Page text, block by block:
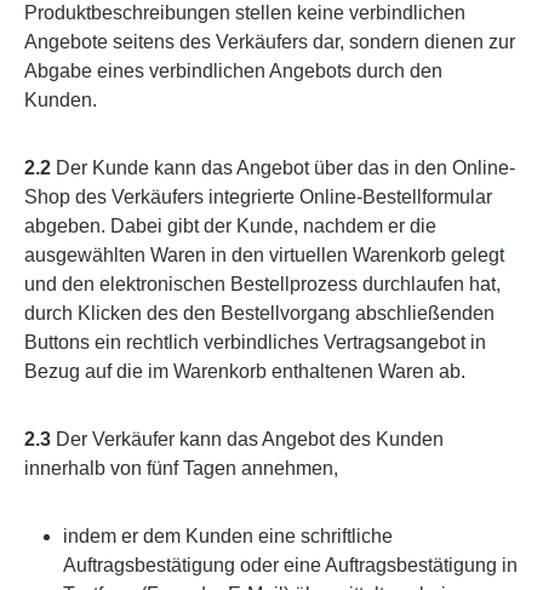
Produktbeschreibungen stellen keine verbindlichen
Angebote seitens des Verkäufers dar, sondern dienen zur
Abgabe eines verbindlichen Angebots durch den
Kunden.
2.2 Der Kunde kann das Angebot über das in den Online-
Shop des Verkäufers integrierte Online-Bestellformular
abgeben. Dabei gibt der Kunde, nachdem er die
ausgewählten Waren in den virtuellen Warenkorb gelegt
und den elektronischen Bestellprozess durchlaufen hat,
durch Klicken des den Bestellvorgang abschließenden
Buttons ein rechtlich verbindliches Vertragsangebot in
Bezug auf die im Warenkorb enthaltenen Waren ab.
2.3 Der Verkäufer kann das Angebot des Kunden
innerhalb von fünf Tagen annehmen,
indem er dem Kunden eine schriftliche
Auftragsbestätigung oder eine Auftragsbestätigung in